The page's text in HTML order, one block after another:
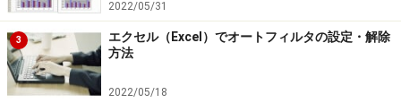
2022/05/31
3
エクセル（Excel）でオートフィルタの設定・解除
方法
2022/05/18